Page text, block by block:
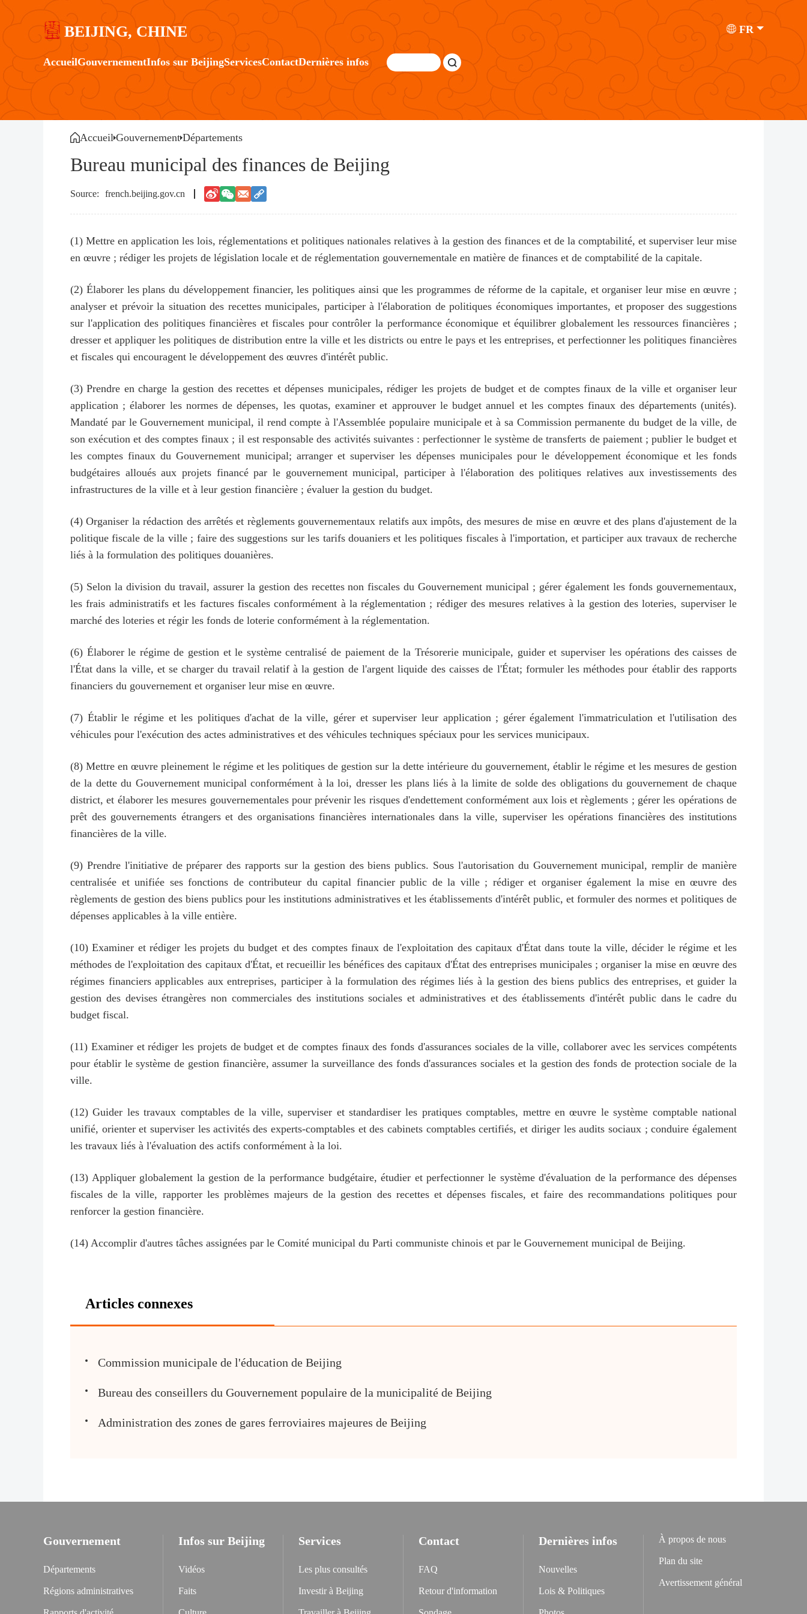
BEIJING, CHINE FR
AccueilGouvernementInfos sur BeijingServicesContactDernières infos
Accueil Gouvernement Départements
Bureau municipal des finances de Beijing
french.beijing.gov.cn
(1) Mettre en application les lois, réglementations et politiques nationales relatives à la gestion des finances et de la comptabilité, et superviser leur mise
en œuvre ; rédiger les projets de législation locale et de réglementation gouvernementale en matière de finances et de comptabilité de la capitale.
(2) Élaborer les plans du développement financier, les politiques ainsi que les programmes de réforme de la capitale, et organiser leur mise en œuvre ;
analyser et prévoir la situation des recettes municipales, participer à l'élaboration de politiques économiques importantes, et proposer des suggestions
sur l'application des politiques financières et fiscales pour contrôler la performance économique et équilibrer globalement les ressources financières ;
dresser et appliquer les politiques de distribution entre la ville et les districts ou entre le pays et les entreprises, et perfectionner les politiques financières
et fiscales qui encouragent le développement des œuvres d'intérêt public.
(3) Prendre en charge la gestion des recettes et dépenses municipales, rédiger les projets de budget et de comptes finaux de la ville et organiser leur
application ; élaborer les normes de dépenses, les quotas, examiner et approuver le budget annuel et les comptes finaux des départements (unités).
Mandaté par le Gouvernement municipal, il rend compte à l'Assemblée populaire municipale et à sa Commission permanente du budget de la ville, de
son exécution et des comptes finaux ; il est responsable des activités suivantes : perfectionner le système de transferts de paiement ; publier le budget et
les comptes finaux du Gouvernement municipal; arranger et superviser les dépenses municipales pour le développement économique et les fonds
budgétaires alloués aux projets financé par le gouvernement municipal, participer à l'élaboration des politiques relatives aux investissements des
infrastructures de la ville et à leur gestion financière ; évaluer la gestion du budget.
(4) Organiser la rédaction des arrêtés et règlements gouvernementaux relatifs aux impôts, des mesures de mise en œuvre et des plans d'ajustement de la
politique fiscale de la ville ; faire des suggestions sur les tarifs douaniers et les politiques fiscales à l'importation, et participer aux travaux de recherche
liés à la formulation des politiques douanières.
(5) Selon la division du travail, assurer la gestion des recettes non fiscales du Gouvernement municipal ; gérer également les fonds gouvernementaux,
les frais administratifs et les factures fiscales conformément à la réglementation ; rédiger des mesures relatives à la gestion des loteries, superviser le
marché des loteries et régir les fonds de loterie conformément à la réglementation.
(6) Élaborer le régime de gestion et le système centralisé de paiement de la Trésorerie municipale, guider et superviser les opérations des caisses de
l'État dans la ville, et se charger du travail relatif à la gestion de l'argent liquide des caisses de l'État; formuler les méthodes pour établir des rapports
financiers du gouvernement et organiser leur mise en œuvre.
(7) Établir le régime et les politiques d'achat de la ville, gérer et superviser leur application ; gérer également l'immatriculation et l'utilisation des
véhicules pour l'exécution des actes administratives et des véhicules techniques spéciaux pour les services municipaux.
(8) Mettre en œuvre pleinement le régime et les politiques de gestion sur la dette intérieure du gouvernement, établir le régime et les mesures de gestion
de la dette du Gouvernement municipal conformément à la loi, dresser les plans liés à la limite de solde des obligations du gouvernement de chaque
district, et élaborer les mesures gouvernementales pour prévenir les risques d'endettement conformément aux lois et règlements ; gérer les opérations de
prêt des gouvernements étrangers et des organisations financières internationales dans la ville, superviser les opérations financières des institutions
financières de la ville.
(9) Prendre l'initiative de préparer des rapports sur la gestion des biens publics. Sous l'autorisation du Gouvernement municipal, remplir de manière
centralisée et unifiée ses fonctions de contributeur du capital financier public de la ville ; rédiger et organiser également la mise en œuvre des
règlements de gestion des biens publics pour les institutions administratives et les établissements d'intérêt public, et formuler des normes et politiques de
dépenses applicables à la ville entière.
(10) Examiner et rédiger les projets du budget et des comptes finaux de l'exploitation des capitaux d'État dans toute la ville, décider le régime et les
méthodes de l'exploitation des capitaux d'État, et recueillir les bénéfices des capitaux d'État des entreprises municipales ; organiser la mise en œuvre des
régimes financiers applicables aux entreprises, participer à la formulation des régimes liés à la gestion des biens publics des entreprises, et guider la
gestion des devises étrangères non commerciales des institutions sociales et administratives et des établissements d'intérêt public dans le cadre du
budget fiscal.
(11) Examiner et rédiger les projets de budget et de comptes finaux des fonds d'assurances sociales de la ville, collaborer avec les services compétents
pour établir le système de gestion financière, assumer la surveillance des fonds d'assurances sociales et la gestion des fonds de protection sociale de la
ville.
(12) Guider les travaux comptables de la ville, superviser et standardiser les pratiques comptables, mettre en œuvre le système comptable national
unifié, orienter et superviser les activités des experts-comptables et des cabinets comptables certifiés, et diriger les audits sociaux ; conduire également
les travaux liés à l'évaluation des actifs conformément à la loi.
(13) Appliquer globalement la gestion de la performance budgétaire, étudier et perfectionner le système d'évaluation de la performance des dépenses
fiscales de la ville, rapporter les problèmes majeurs de la gestion des recettes et dépenses fiscales, et faire des recommandations politiques pour
renforcer la gestion financière.
(14) Accomplir d'autres tâches assignées par le Comité municipal du Parti communiste chinois et par le Gouvernement municipal de Beijing.
Articles connexes
Commission municipale de l'éducation de Beijing
Bureau des conseillers du Gouvernement populaire de la municipalité de Beijing
Administration des zones de gares ferroviaires majeures de Beijing
Gouvernement
Départements
Régions administratives
Infos sur Beijing
Vidéos
Faits
Services
Les plus consultés
Investir à Beijing
Contact
FAQ
Retour d'information
Dernières infos
Nouvelles
Lois & Politiques
À propos de nous
Plan du site
Avertissement général